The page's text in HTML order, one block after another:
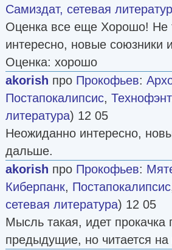
Самиздат, сетевая
Оценка все еще Хорошо! Не
интересно, новые
Оценка: хорошо
akorish про Прокофьев:
Постапокалипсис,
литература) 12 05
Неожиданно интересно,
дальше.
akorish про Прокофьев:
Киберпанк, Постапокалипсис
сетевая литература) 12 05
Мысль такая, идет прокачка
предыдущие, но читается на